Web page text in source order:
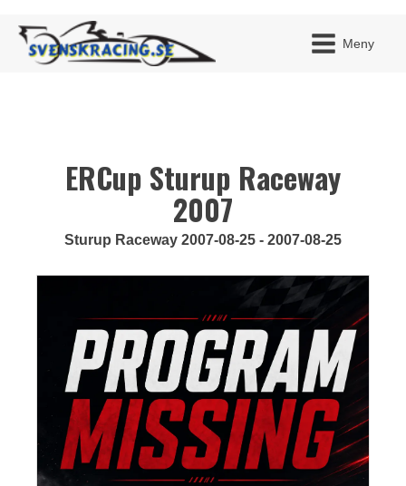
Meny
ERCup Sturup Raceway
2007
Sturup Raceway 2007-08-25 - 2007-08-25